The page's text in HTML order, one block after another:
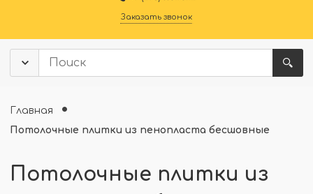
Заказать звонок
Главная
Потолочные плитки из пенопласта бесшовные
Потолочные плитки из